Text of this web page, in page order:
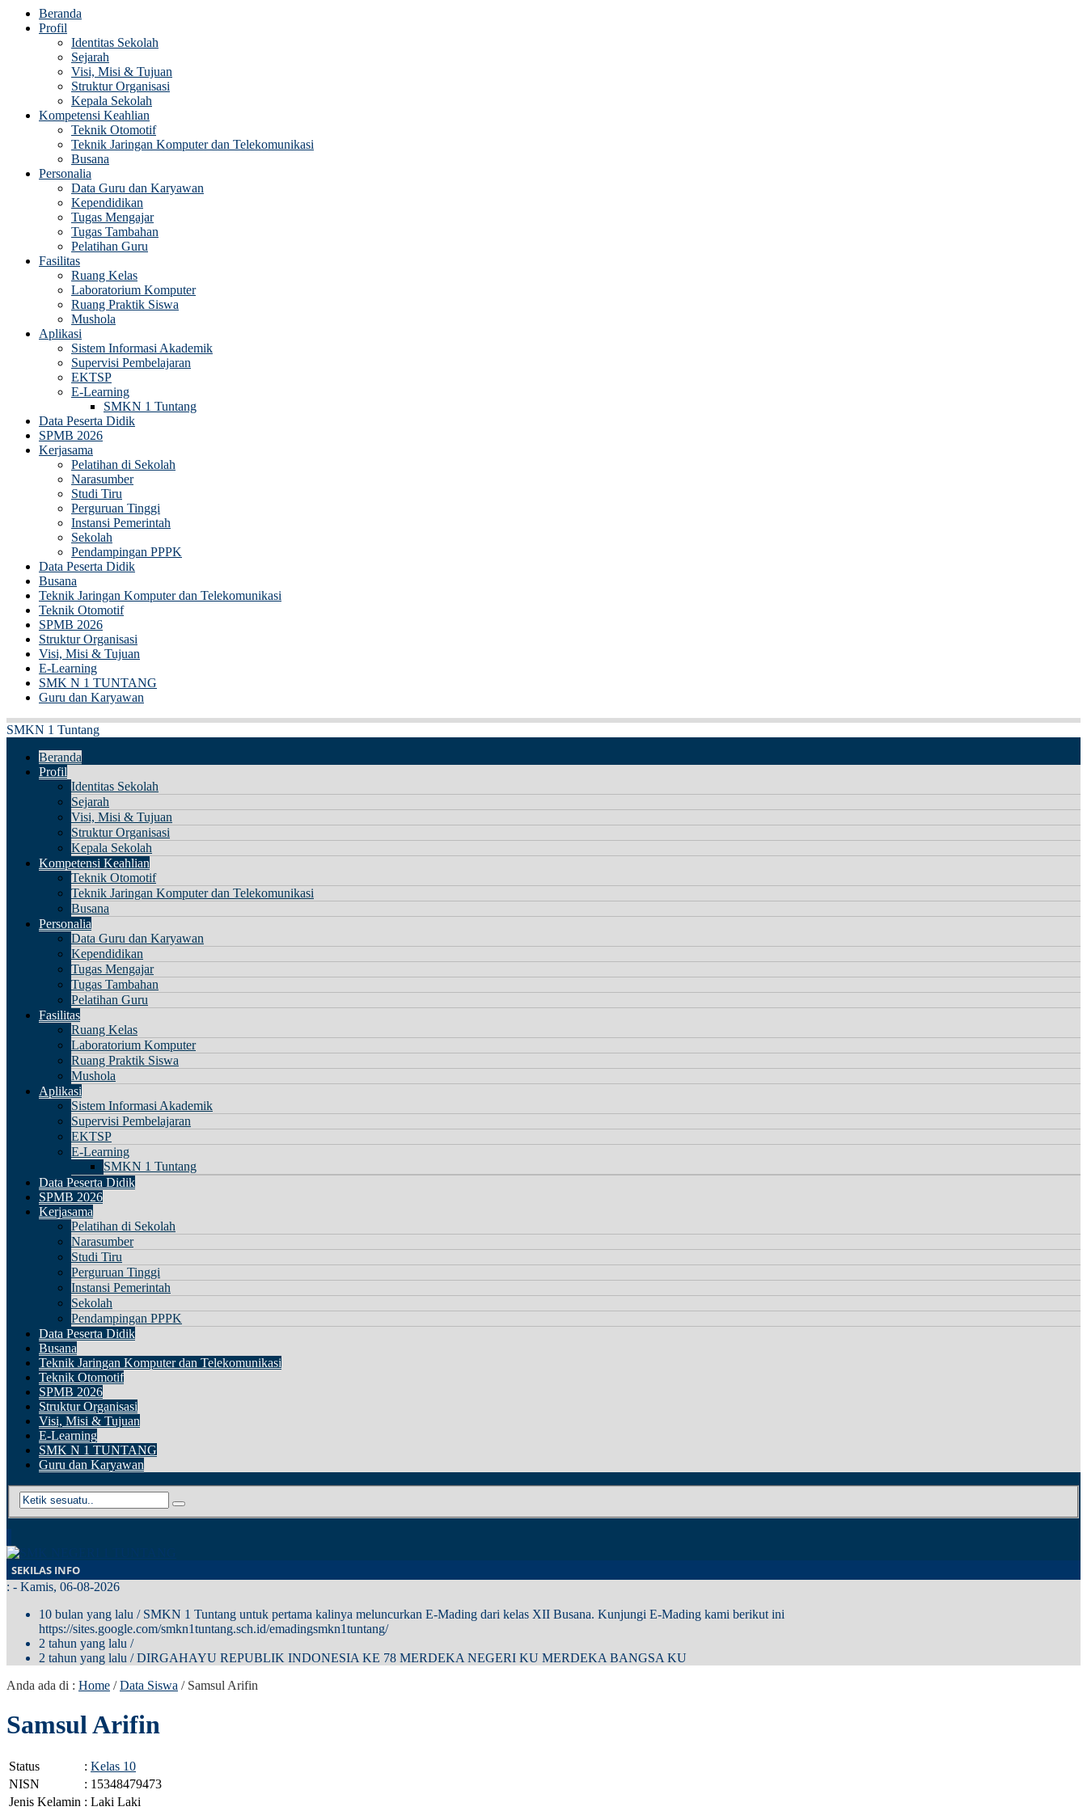
Beranda
Profil
Identitas Sekolah
Sejarah
Visi, Misi & Tujuan
Struktur Organisasi
Kepala Sekolah
Kompetensi Keahlian
Teknik Otomotif
Teknik Jaringan Komputer dan Telekomunikasi
Busana
Personalia
Data Guru dan Karyawan
Kependidikan
Tugas Mengajar
Tugas Tambahan
Pelatihan Guru
Fasilitas
Ruang Kelas
Laboratorium Komputer
Ruang Praktik Siswa
Mushola
Aplikasi
Sistem Informasi Akademik
Supervisi Pembelajaran
EKTSP
E-Learning
SMKN 1 Tuntang
Data Peserta Didik
SPMB 2026
Kerjasama
Pelatihan di Sekolah
Narasumber
Studi Tiru
Perguruan Tinggi
Instansi Pemerintah
Sekolah
Pendampingan PPPK
Data Peserta Didik
Busana
Teknik Jaringan Komputer dan Telekomunikasi
Teknik Otomotif
SPMB 2026
Struktur Organisasi
Visi, Misi & Tujuan
E-Learning
SMK N 1 TUNTANG
Guru dan Karyawan
SMKN 1 Tuntang
Beranda
Profil
Identitas Sekolah
Sejarah
Visi, Misi & Tujuan
Struktur Organisasi
Kepala Sekolah
Kompetensi Keahlian
Teknik Otomotif
Teknik Jaringan Komputer dan Telekomunikasi
Busana
Personalia
Data Guru dan Karyawan
Kependidikan
Tugas Mengajar
Tugas Tambahan
Pelatihan Guru
Fasilitas
Ruang Kelas
Laboratorium Komputer
Ruang Praktik Siswa
Mushola
Aplikasi
Sistem Informasi Akademik
Supervisi Pembelajaran
EKTSP
E-Learning
SMKN 1 Tuntang
Data Peserta Didik
SPMB 2026
Kerjasama
Pelatihan di Sekolah
Narasumber
Studi Tiru
Perguruan Tinggi
Instansi Pemerintah
Sekolah
Pendampingan PPPK
Data Peserta Didik
Busana
Teknik Jaringan Komputer dan Telekomunikasi
Teknik Otomotif
SPMB 2026
Struktur Organisasi
Visi, Misi & Tujuan
E-Learning
SMK N 1 TUNTANG
Guru dan Karyawan
SEKILAS INFO
: - Kamis, 06-08-2026
10 bulan yang lalu / SMKN 1 Tuntang untuk pertama kalinya meluncurkan E-Mading dari kelas XII Busana. Kunjungi E-Mading kami berikut ini
https://sites.google.com/smkn1tuntang.sch.id/emadingsmkn1tuntang/
2 tahun yang lalu /
2 tahun yang lalu / DIRGAHAYU REPUBLIK INDONESIA KE 78 MERDEKA NEGERI KU MERDEKA BANGSA KU
Anda ada di : Home /Data Siswa / Samsul Arifin
Samsul Arifin
Status : Kelas 10
NISN
: 15348479473
Jenis Kelamin : Laki Laki